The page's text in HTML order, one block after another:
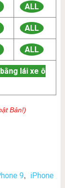
ALL
ALL
ALL
lái xe ô
Bản!)
9,
iPhone